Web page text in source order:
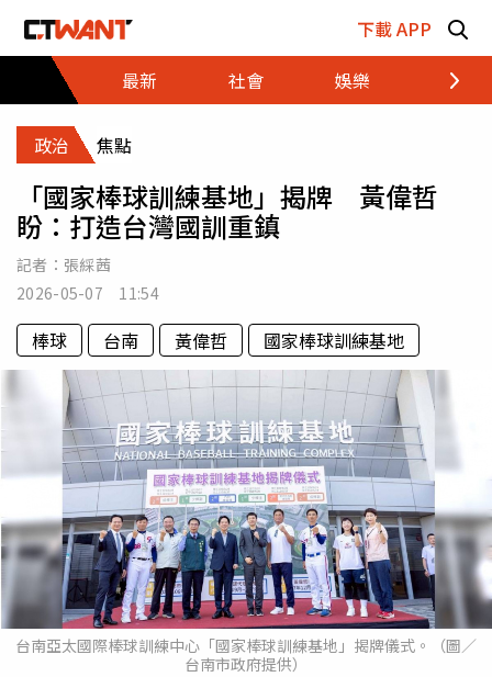
下載 APP
最新
社會 娛樂 財經
政治 焦點
「國家棒球訓練基地」揭牌 黃偉哲
盼：打造台灣國訓重鎮
記者： 張綵茜
2026-05-07 11:54
棒球 台南 黃偉哲 國家棒球訓練基地
台南亞太國際棒球訓練中心「國家棒球訓練基地」揭牌儀式。（圖／
台南市政府提供）